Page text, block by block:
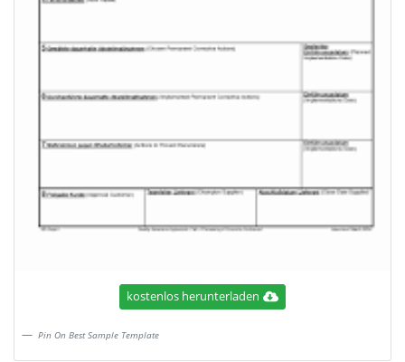
kostenlos herunterladen
Pin On Best Sample Template